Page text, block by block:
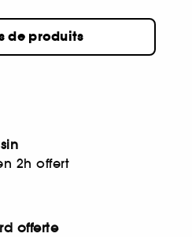
de produits
2h offert
offerte